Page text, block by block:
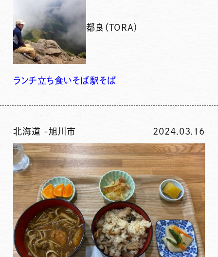
都良（TORA)
ランチ立ち食いそば駅そば
北海道 -旭川市 2024.03.16